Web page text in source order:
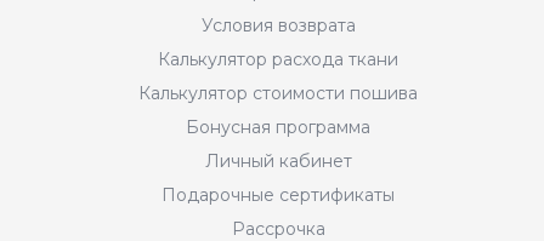
Условия возврата
Калькулятор расхода ткани
Калькулятор стоимости пошива
Бонусная программа
Личный кабинет
Подарочные сертификаты
Рассрочка